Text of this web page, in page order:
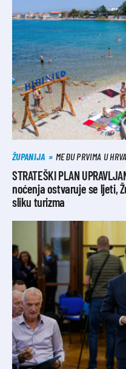
ŽUPANIJA MEĐU PRVIMA U
STRATEŠKI PLAN
noćenja ostvaruje se ljeti,
sliku turizma